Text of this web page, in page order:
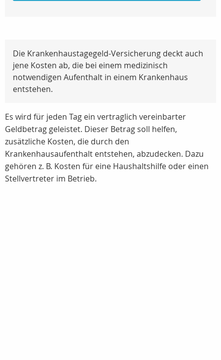
Die Krankenhaustagegeld-Versicherung deckt auch
jene Kosten ab, die bei einem medizinisch
notwendigen Aufenthalt in einem Krankenhaus
entstehen.
Es wird für jeden Tag ein vertraglich vereinbarter
Geldbetrag geleistet. Dieser Betrag soll helfen,
zusätzliche Kosten, die durch den
Krankenhausaufenthalt entstehen, abzudecken. Dazu
gehören z. B. Kosten für eine Haushaltshilfe oder einen
Stellvertreter im Betrieb.